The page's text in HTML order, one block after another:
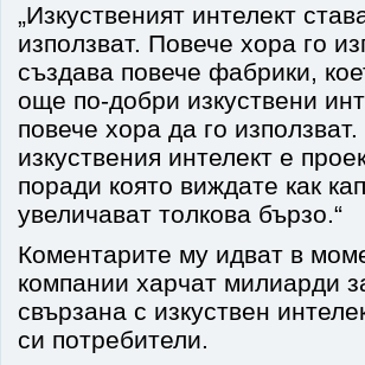
„Изкуственият интелект
използват. Повече хора го
създава повече фабрики,
още по-добри изкуствени
повече хора да го
изкуствения интелект е
поради която виждате как
увеличават толкова бързо.“
Коментарите му идват в
компании харчат милиарди
свързана с изкуствен
си потребители.